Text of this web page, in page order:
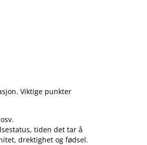
Viktige punkter
tiden det tar å
drektighet og fødsel.